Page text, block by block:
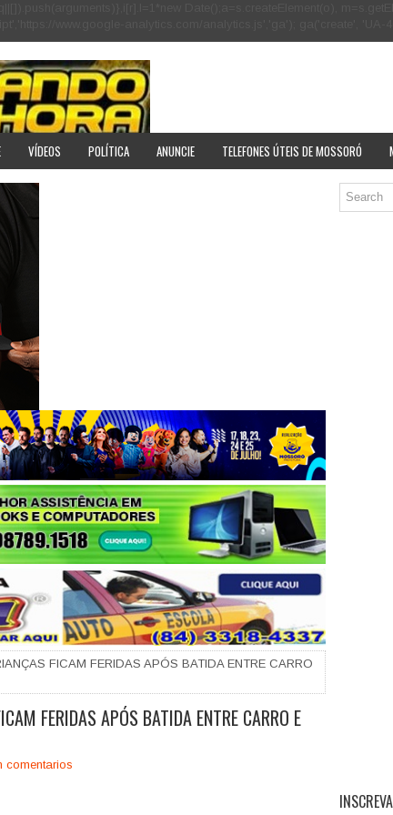
VÍDEOS POLÍTICA ANUNCIE TELEFONES ÚTEIS DE MOSSORÓ
FICAM FERIDAS APÓS BATIDA ENTRE CARRO
FERIDAS APÓS BATIDA ENTRE CARRO E
comentarios